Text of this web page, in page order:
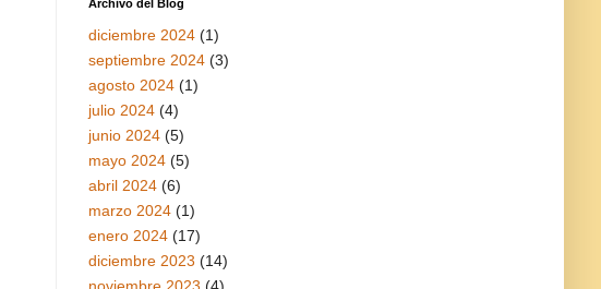
Archivo del Blog
diciembre 2024 (1)
septiembre 2024 (3)
agosto 2024 (1)
julio 2024 (4)
junio 2024 (5)
mayo 2024 (5)
abril 2024 (6)
marzo 2024 (1)
enero 2024 (17)
diciembre 2023 (14)
noviembre 2023 (4)